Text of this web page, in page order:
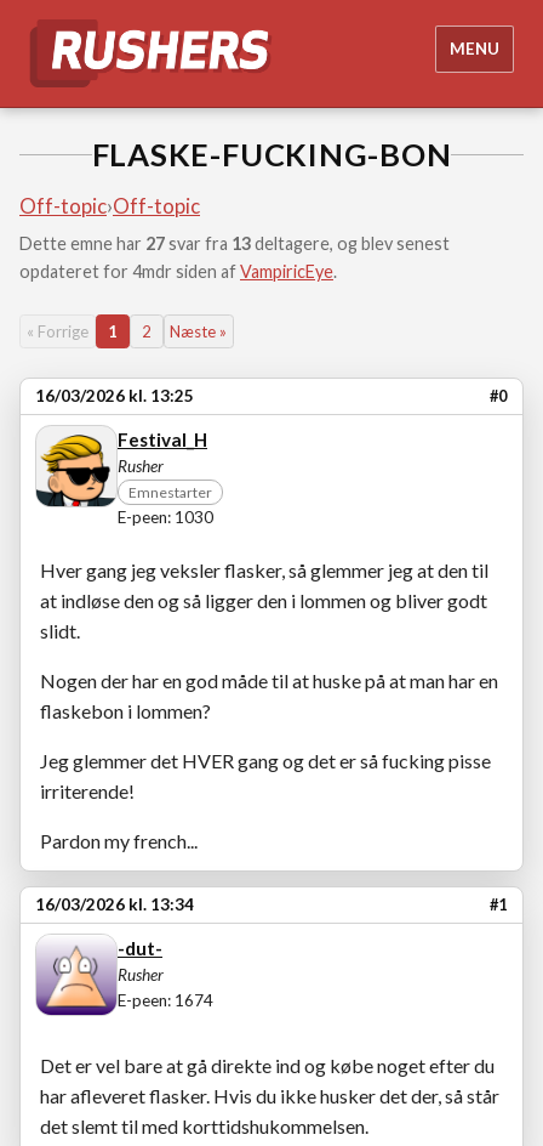
MENU
FLASKE-FUCKING-BON
Off-topic›Off-topic
Dette emne har 27svar fra 13deltagere, og blev senest
opdateret for 4mdr siden afVampiricEye.
« Forrige 1 2 Næste »
16/03/2026 kl. 13:25 #0
Festival_H
Rusher
Emnestarter
E-peen: 1030
Hver gang jeg veksler flasker, så glemmer jeg at den til
at indløse den og så ligger den i lommen og bliver godt
slidt.
Nogen der har en god måde til at huske på at man har en
flaskebon i lommen?
Jeg glemmer det HVER gang og det er så fucking pisse
irriterende!
Pardon my french...
16/03/2026 kl. 13:34 #1
-dut-
Rusher
E-peen: 1674
Det er vel bare at gå direkte ind og købe noget efter du
har afleveret flasker. Hvis du ikke husker det der, så står
det slemt til med korttidshukommelsen.